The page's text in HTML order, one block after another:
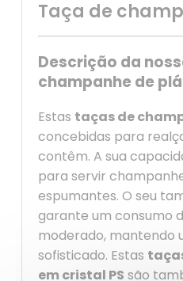
Taça de
Descrição da
champanhe de
Estas taças de
concebidas para
contêm. A sua
para servir
espumantes. O seu
garante um consumo
moderado, mantendo
sofisticado. Estas
em cristal PS são